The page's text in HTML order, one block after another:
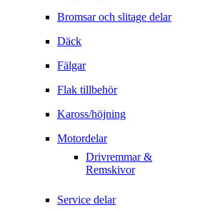
Bromsar och slitage delar
Däck
Fälgar
Flak tillbehör
Kaross/höjning
Motordelar
Drivremmar &
Remskivor
Service delar